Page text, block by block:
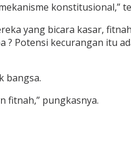
konstitusional,”
yang bicara kasar,
Potensi kecurangan itu
bangsa.
fitnah,” pungkasnya.